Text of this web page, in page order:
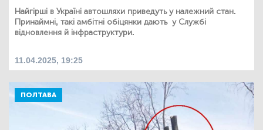
Найгірші в Україні автошляхи приведуть у належний стан.
Принаймні, такі амбітні обіцянки дають у Службі
відновлення й інфраструктури.
11.04.2025, 19:25
ПОЛТАВА